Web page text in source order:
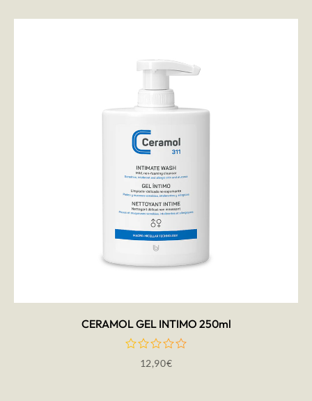
AÑADIR AL CARRITO
CERAMOL GEL INTIMO 250ml
12,90€